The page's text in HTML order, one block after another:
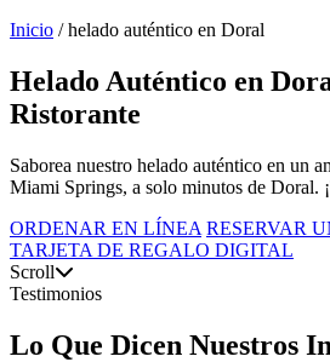
Inicio / helado auténtico en Doral
Helado Auténtico en
Ristorante
Saborea nuestro helado auténtico en un
Miami Springs, a solo minutos de Doral.
ORDENAR EN LÍNEA RESERVAR
TARJETA DE REGALO DIGITAL
Scroll
Testimonios
Lo Que Dicen Nuestros